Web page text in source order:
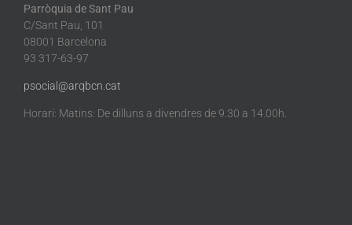
Parròquia de Sant Pau
C/Sant Pau, 101
08001 Barcelona
93 317-63-97
psocial@arqbcn.cat
Horari: Matins: De dilluns a divendres de 9.30 a 14.00h.